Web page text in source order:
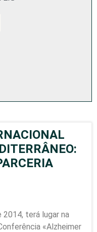
2014, terá lugar na
«Alzheimer